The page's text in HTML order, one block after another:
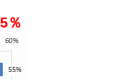
％